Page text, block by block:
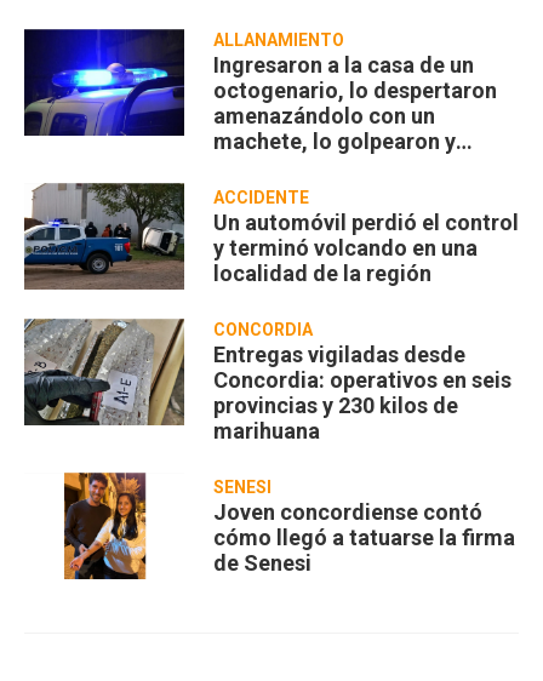
ALLANAMIENTO
Ingresaron a la casa de un
octogenario, lo despertaron
amenazándolo con un
machete, lo golpearon y
ACCIDENTE
Un automóvil perdió el control
y terminó volcando en una
localidad de la región
CONCORDIA
Entregas vigiladas desde
Concordia: operativos en seis
provincias y 230 kilos de
marihuana
SENESI
Joven concordiense contó
cómo llegó a tatuarse la firma
de Senesi